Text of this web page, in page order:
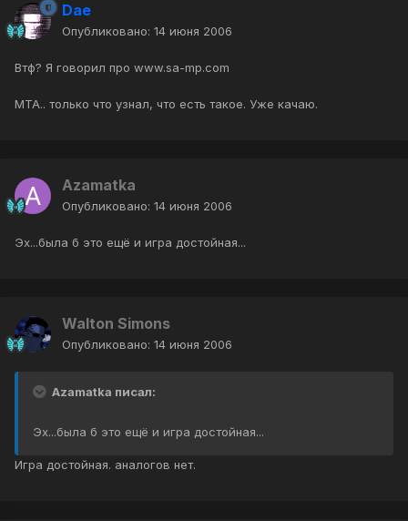
Dae
Опубликовано: 14 июня 2006
Втф? Я говорил про www.sa-mp.com
MTA.. только что узнал, что есть такое. Уже качаю.
Azamatka
Опубликовано: 14 июня 2006
Эх...была б это ещё и игра достойная...
Walton Simons
Опубликовано: 14 июня 2006
Azamatka писал:
Эх...была б это ещё и игра достойная...
Игра достойная. аналогов нет.